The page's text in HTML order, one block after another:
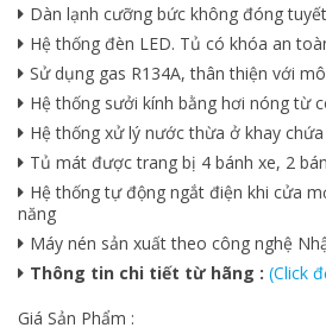
Dàn lạnh cưỡng bức không đóng tuyết
Hệ thống đèn LED. Tủ có khóa an
Sử dụng gas R134A, thân thiện với
Hệ thống sưởi kính bằng hơi nóng từ
Hệ thống xử lý nước thừa ở khay
Tủ mát được trang bị 4 bánh xe, 2
Hệ thống tự động ngắt điện khi cửa
năng
Máy nén sản xuất theo công nghệ
Thông tin chi tiết từ hãng : (Click
Giá Sản Phẩm :